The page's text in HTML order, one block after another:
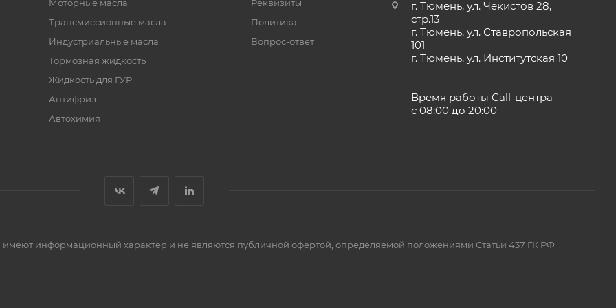
базовых масел (ПАО) и передовых технологий в области
при низких температурах, высокую надежность масляной
образование отложений в двигателе, снижают трение и
при низких температурах
Моторные масла
Трансмиссионные масла
Индустриальные масла
Тормозная жидкость
Жидкость для ГУР
Антифриз
Автохимия
Реквизиты
Политика
Вопрос-ответ
г. Тюмень, ул. Чекистов 28,
стр.13
г. Тюмень, ул. Ставропольская
101
г. Тюмень, ул. Институтская 10
Время работы Call-центра
с 08:00 до 20:00
имеют информационный характер и не являются публичной офертой, определяемой положениями Статьи 437 ГК РФ